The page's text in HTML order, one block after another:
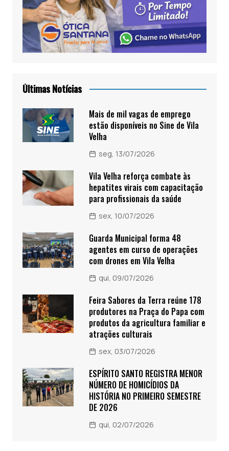
Últimas Notícias
Mais de mil vagas de emprego
estão disponíveis no Sine de Vila
Velha
seg, 13/07/2026
Vila Velha reforça combate às
hepatites virais com capacitação
para profissionais da saúde
sex, 10/07/2026
Guarda Municipal forma 48
agentes em curso de operações
com drones em Vila Velha
qui, 09/07/2026
Feira Sabores da Terra reúne 178
produtores na Praça do Papa com
produtos da agricultura familiar e
atrações culturais
sex, 03/07/2026
ESPÍRITO SANTO REGISTRA MENOR
NÚMERO DE HOMICÍDIOS DA
HISTÓRIA NO PRIMEIRO SEMESTRE
DE 2026
qui, 02/07/2026